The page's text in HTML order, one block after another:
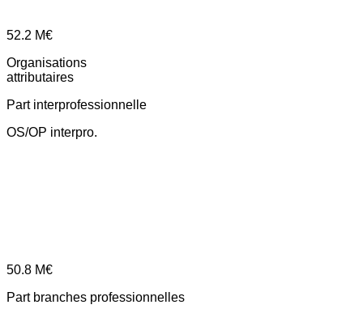
52.2 M€
Organisations
attributaires
Part interprofessionnelle
OS/OP interpro.
50.8 M€
Part branches professionnelles